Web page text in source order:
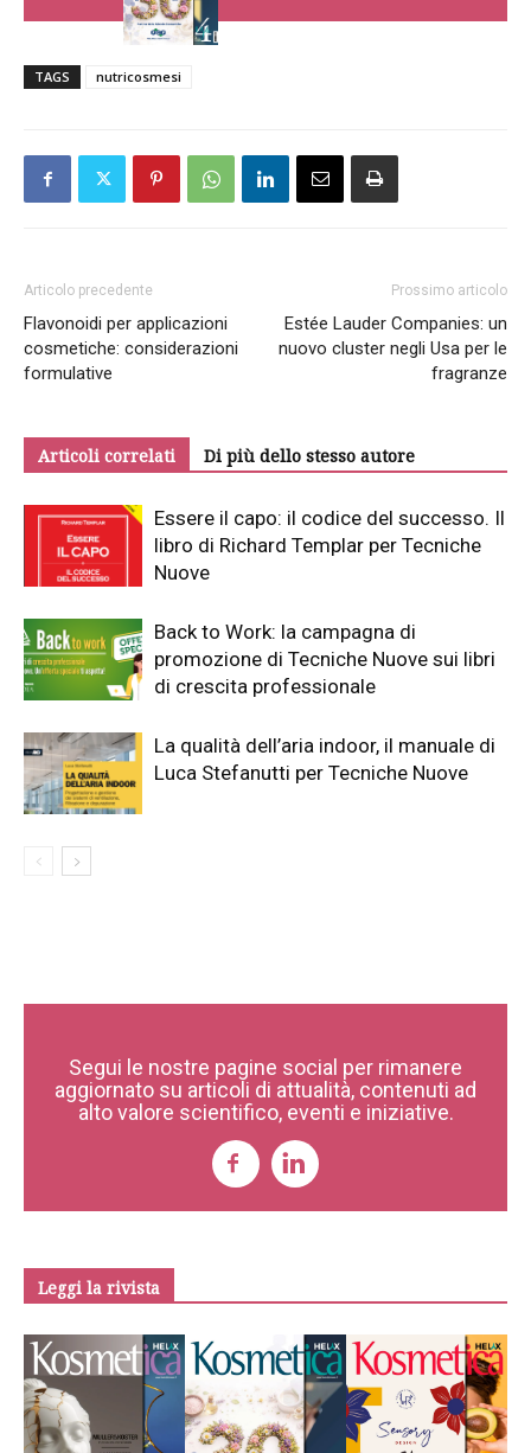
TAGS nutricosmesi
Articolo precedente
Flavonoidi per applicazioni
cosmetiche: considerazioni
formulative
Prossimo articolo
Estée Lauder Companies: un
nuovo cluster negli Usa per le
fragranze
Articoli correlati Di più dello stesso autore
Essere il capo: il codice del successo. Il
libro di Richard Templar per Tecniche
Nuove
Back to Work: la campagna di
promozione di Tecniche Nuove sui libri
di crescita professionale
La qualità dell’aria indoor, il manuale di
Luca Stefanutti per Tecniche Nuove
Segui le nostre pagine social per rimanere
aggiornato su articoli di attualità, contenuti ad
alto valore scientifico, eventi e iniziative.
Leggi la rivista